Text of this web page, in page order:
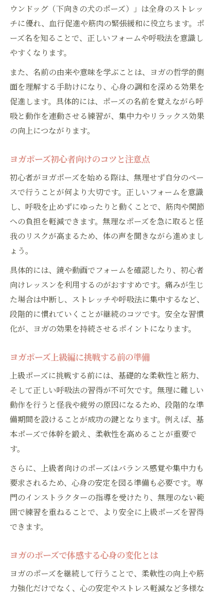
ウンドッグ（下向きの犬のポーズ）」は全身のストレッ
チに優れ、血行促進や筋肉の緊張緩和に役立ちます。ポ
ーズ名を知ることで、正しいフォームや呼吸法を意識し
やすくなります。
また、名前の由来や意味を学ぶことは、ヨガの哲学的側
面を理解する手助けになり、心身の調和を深める効果を
促進します。具体的には、ポーズの名前を覚えながら呼
吸と動作を連動させる練習が、集中力やリラックス効果
の向上につながります。
ヨガポーズ初心者向けのコツと注意点
初心者がヨガポーズを始める際は、無理せず自分のペー
スで行うことが何より大切です。正しいフォームを意識
し、呼吸を止めずにゆったりと動くことで、筋肉や関節
への負担を軽減できます。無理なポーズを急に取ると怪
我のリスクが高まるため、体の声を聞きながら進めまし
ょう。
具体的には、鏡や動画でフォームを確認したり、初心者
向けレッスンを利用するのがおすすめです。痛みが生じ
た場合は中断し、ストレッチや呼吸法に集中するなど、
段階的に慣れていくことが継続のコツです。安全な習慣
化が、ヨガの効果を持続させるポイントになります。
ヨガポーズ上級編に挑戦する前の準備
上級ポーズに挑戦する前には、基礎的な柔軟性と筋力、
そして正しい呼吸法の習得が不可欠です。無理に難しい
動作を行うと怪我や疲労の原因になるため、段階的な準
備期間を設けることが成功の鍵となります。例えば、基
本ポーズで体幹を鍛え、柔軟性を高めることが重要で
す。
さらに、上級者向けのポーズはバランス感覚や集中力も
要求されるため、心身の安定を図る準備も必要です。専
門のインストラクターの指導を受けたり、無理のない範
囲で練習を重ねることで、より安全に上級ポーズを習得
できます。
ヨガのポーズで体感する心身の変化とは
ヨガのポーズを継続して行うことで、柔軟性の向上や筋
力強化だけでなく、心の安定やストレス軽減など多様な